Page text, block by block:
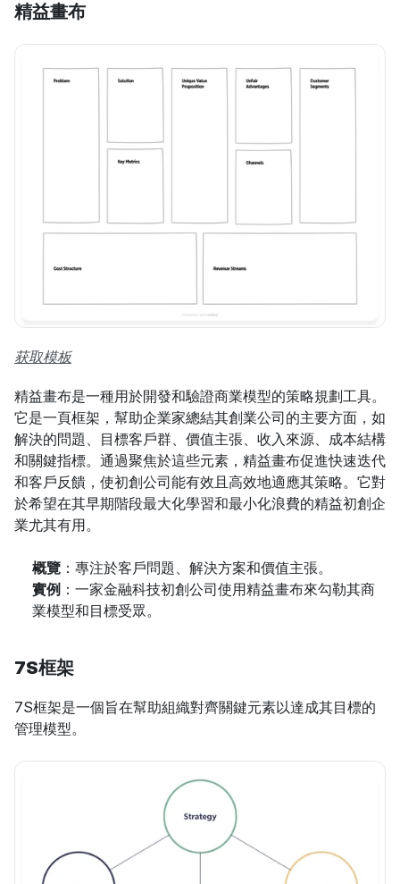
精益畫布
获取模板
精益畫布是一種用於開發和驗證商業模型的策略規劃工具。
它是一頁框架，幫助企業家總結其創業公司的主要方面，如
解決的問題、目標客戶群、價值主張、收入來源、成本結構
和關鍵指標。通過聚焦於這些元素，精益畫布促進快速迭代
和客戶反饋，使初創公司能有效且高效地適應其策略。它對
於希望在其早期階段最大化學習和最小化浪費的精益初創企
業尤其有用。
概覽 ：專注於客戶問題、解決方案和價值主張。
實例 ：一家金融科技初創公司使用精益畫布來勾勒其商
業模型和目標受眾。
7S框架
7S框架是一個旨在幫助組織對齊關鍵元素以達成其目標的
管理模型。